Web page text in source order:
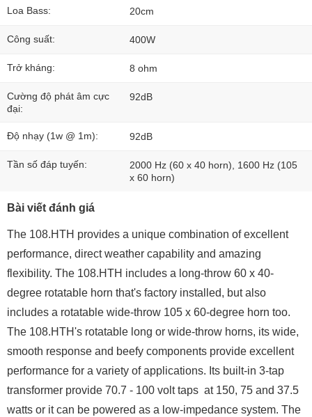
Loa Bass: 20cm
Công suất: 400W
Trở kháng: 8 ohm
Cường độ phát âm cực
đại:
92dB
Độ nhạy (1w @ 1m): 92dB
Tần số đáp tuyến:
2000 Hz (60 x 40 horn), 1600 Hz (105
x 60 horn)
Bài viết đánh giá
The 108.HTH provides a unique combination of excellent
performance, direct weather capability and amazing
flexibility. The 108.HTH includes a long-throw 60 x 40-
degree rotatable horn that's factory installed, but also
includes a rotatable wide-throw 105 x 60-degree horn too.
The 108.HTH's rotatable long or wide-throw horns, its wide,
smooth response and beefy components provide excellent
performance for a variety of applications. Its built-in 3-tap
transformer provide 70.7 - 100 volt taps at 150, 75 and 37.5
watts or it can be powered as a low-impedance system. The